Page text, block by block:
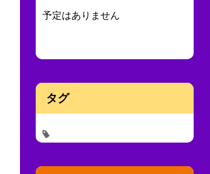
予定はありません
タグ